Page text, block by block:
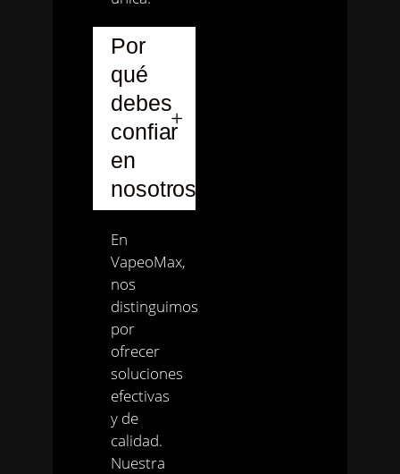
Por
qué
debes
confiar
en
nosotros
En
VapeoMax,
nos
distinguimos
por
ofrecer
soluciones
efectivas
y de
calidad.
Nuestra